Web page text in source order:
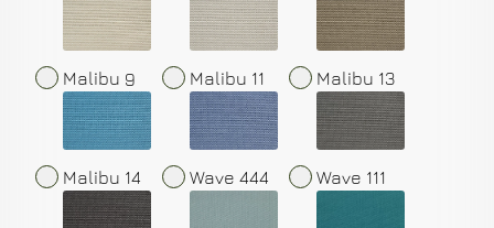
Malibu 9 Malibu 11 Malibu 13
Malibu 14 Wave 444 Wave 111